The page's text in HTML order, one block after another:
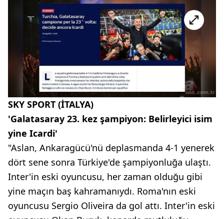
SKY SPORT (İTALYA)
'Galatasaray 23. kez şampiyon: Belirleyici isim
yine Icardi'
"Aslan, Ankaragücü'nü deplasmanda 4-1 yenerek
dört sene sonra Türkiye'de şampiyonluğa ulaştı.
Inter'in eski oyuncusu, her zaman olduğu gibi
yine maçın baş kahramanıydı. Roma'nın eski
oyuncusu Sergio Oliveira da gol attı. Inter'in eski